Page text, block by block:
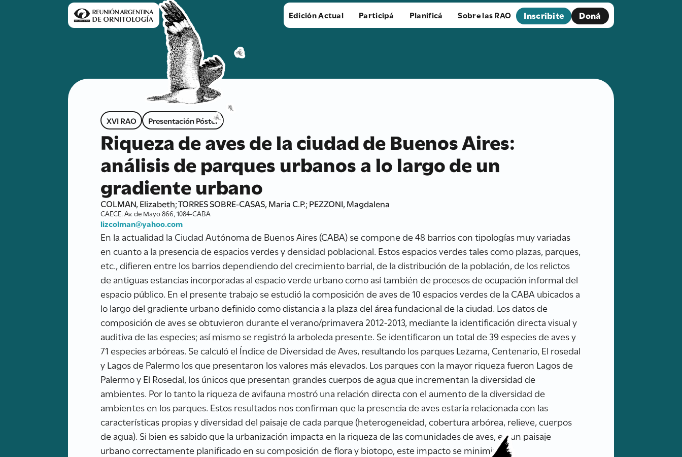
Edición Actual Participá Planificá Sobre las RAO Inscribite Doná
XVI RAO Presentación Póster
Riqueza de aves de la ciudad de Buenos Aires:
análisis de parques urbanos a lo largo de un
gradiente urbano
COLMAN, Elizabeth; TORRES SOBRE-CASAS, Maria C.P.; PEZZONI, Magdalena
CAECE. Av. de Mayo 866, 1084-CABA
lizcolman@yahoo.com
En la actualidad la Ciudad Autónoma de Buenos Aires (CABA) se compone de 48 barrios con tipologías muy variadas
en cuanto a la presencia de espacios verdes y densidad poblacional. Estos espacios verdes tales como plazas, parques,
etc., difieren entre los barrios dependiendo del crecimiento barrial, de la distribución de la población, de los relictos
de antiguas estancias incorporadas al espacio verde urbano como así también de procesos de ocupación informal del
espacio público. En el presente trabajo se estudió la composición de aves de 10 espacios verdes de la CABA ubicados a
lo largo del gradiente urbano definido como distancia a la plaza del área fundacional de la ciudad. Los datos de
composición de aves se obtuvieron durante el verano/primavera 2012-2013, mediante la identificación directa visual y
auditiva de las especies; así mismo se registró la arboleda presente. Se identificaron un total de 39 especies de aves y
71 especies arbóreas. Se calculó el Índice de Diversidad de Aves, resultando los parques Lezama, Centenario, El rosedal
y Lagos de Palermo los que presentaron los valores más elevados. Los parques con la mayor riqueza fueron Lagos de
Palermo y El Rosedal, los únicos que presentan grandes cuerpos de agua que incrementan la diversidad de
ambientes. Por lo tanto la riqueza de avifauna mostró una relación directa con el aumento de la diversidad de
ambientes en los parques. Estos resultados nos confirman que la presencia de aves estaría relacionada con las
características propias y diversidad del paisaje de cada parque (heterogeneidad, cobertura arbórea, relieve, cuerpos
de agua). Si bien es sabido que la urbanización impacta en la riqueza de las comunidades de aves, en un paisaje
urbano correctamente planificado en su composición de flora y biotopo, este impacto se minimiza.